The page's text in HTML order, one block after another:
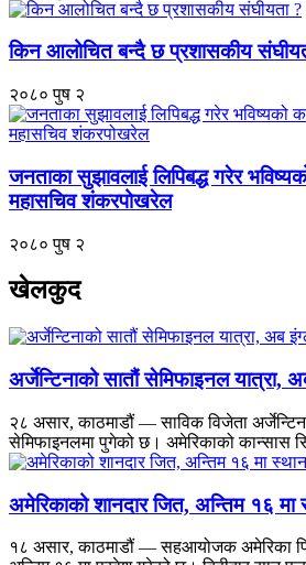
किन आलोचित बन्दै छ प्रशासकीय
२०८० पुष २
जनताका सुझावलाई लिपिबद्ध गरेर
महासचिव शंकरपोखरेल
२०८० पुष २
खेलकुद
अर्जेन्टिनाको सातौं सेमिफाइनल यात्रा,
२८ असार, काठमाडौं — साविक विजेता
सेमिफाइनलमा पुगेको छ। अमेरिकाको कान्सास
अमेरिकाको शानदार जित, अन्तिम १६ मा
१८ असार, काठमाडौं — सहआयोजक अमेरिका